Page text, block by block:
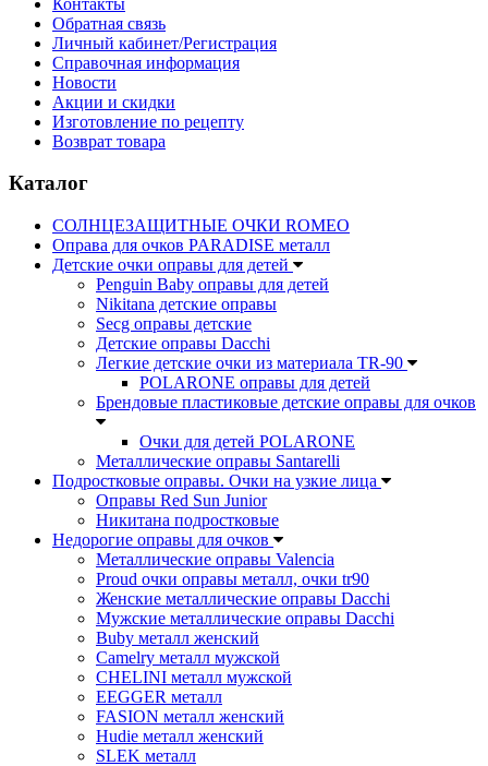
Обратная связь
Личный кабинет/Регистрация
Справочная информация
Новости
Акции и скидки
Изготовление по рецепту
Возврат товара
Каталог
СОЛНЦЕЗАЩИТНЫЕ ОЧКИ ROMEO
Оправа для очков PARADISE металл
Детские очки оправы для детей
Penguin Baby оправы для детей
Nikitana детские оправы
Secg оправы детские
Детские оправы Dacchi
Легкие детские очки из материала TR-90
POLARONE оправы для детей
Брендовые пластиковые детские оправы для очков
Очки для детей POLARONE
Металлические оправы Santarelli
Подростковые оправы. Очки на узкие лица
Оправы Red Sun Junior
Никитана подростковые
Недорогие оправы для очков
Металлические оправы Valencia
Proud очки оправы металл, очки tr90
Женские металлические оправы Dacchi
Мужские металлические оправы Dacchi
Buby металл женский
Camelry металл мужской
CHELINI металл мужской
EEGGER металл
FASION металл женский
Hudie металл женский
SLEK металл